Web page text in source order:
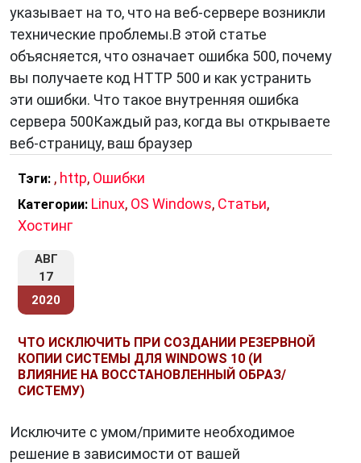
указывает на то, что на веб-сервере возникли
технические проблемы.В этой статье
объясняется, что означает ошибка 500, почему
вы получаете код HTTP 500 и как устранить
эти ошибки. Что такое внутренняя ошибка
сервера 500Каждый раз, когда вы открываете
веб-страницу, ваш браузер
Тэги: , http, Ошибки
Категории: Linux, OS Windows, Статьи,
Хостинг
АВГ
17
2020
ЧТО ИСКЛЮЧИТЬ ПРИ СОЗДАНИИ РЕЗЕРВНОЙ
КОПИИ СИСТЕМЫ ДЛЯ WINDOWS 10 (И
ВЛИЯНИЕ НА ВОССТАНОВЛЕННЫЙ ОБРАЗ/
СИСТЕМУ)
Исключите с умом/примите необходимое
решение в зависимости от вашей